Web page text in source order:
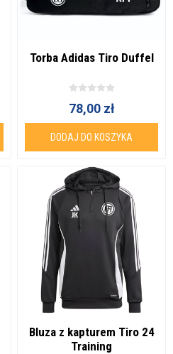
Torba Adidas Tiro Duffel
78,00 zł
DODAJ DO KOSZYKA
Bluza z kapturem Tiro 24
Training